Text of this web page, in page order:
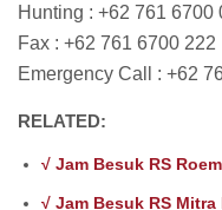
Hunting : +62 761 6700
Fax : +62 761 6700 222
Emergency Call : +62
RELATED:
√ Jam Besuk RS
√ Jam Besuk RS